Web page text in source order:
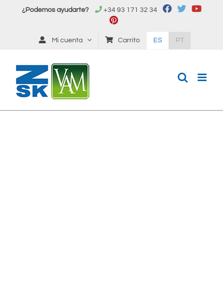
¿Podemos ayudarte? +34 93 171 32 34
Mi cuenta Carrito ES PT